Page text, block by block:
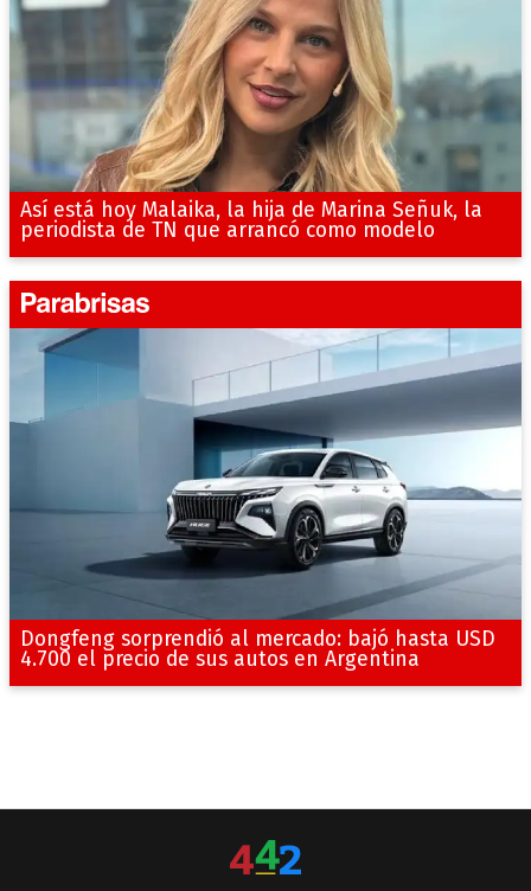
Así está hoy Malaika, la hija de Marina Señuk, la
periodista de TN que arrancó como modelo
Dongfeng sorprendió al mercado: bajó hasta USD
4.700 el precio de sus autos en Argentina